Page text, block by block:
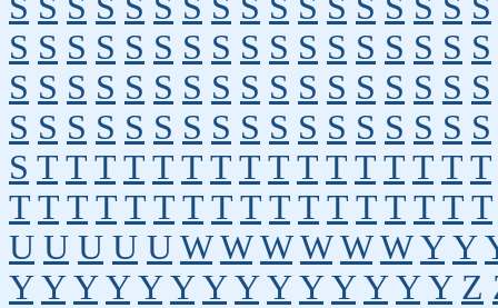
S S S S S S S S S S S S S S S S S
S S S S S S S S S S S S S S S S S
S S S S S S S S S S S S S S S S S
S T T T T T T T T T T T T T T T T
T T T T T T T T T T T T T T T T T
U U U U U W W W W W W Y Y
Y Y Y Y Y Y Y Y Y Y Y Y Y Y Z